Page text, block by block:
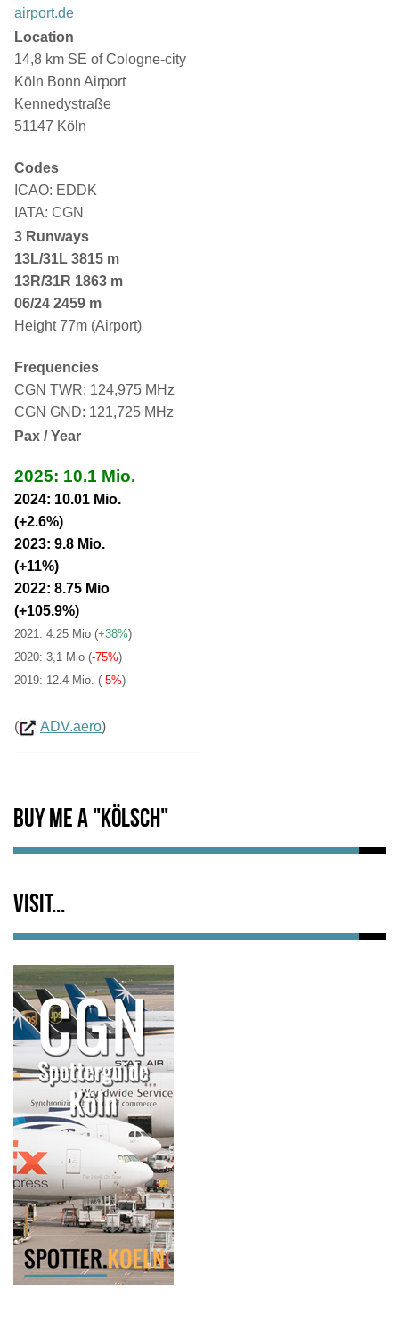
airport.de
Location
14,8 km SE of Cologne-city
Köln Bonn Airport
Kennedystraße
51147 Köln
Codes
ICAO: EDDK
IATA: CGN
3 Runways
13L/31L 3815 m
13R/31R 1863 m
06/24 2459 m
Height 77m (Airport)
Frequencies
CGN TWR: 124,975 MHz
CGN GND: 121,725 MHz
Pax / Year
2025: 10.1 Mio.
2024: 10.01 Mio.
(+2.6%)
2023: 9.8 Mio.
(+11%)
2022: 8.75 Mio
(+105.9%)
2021: 4.25 Mio (+38%)
2020: 3,1 Mio (-75%)
2019: 12.4 Mio. (-5%)
( ADV.aero)
Buy me a "Kölsch"
Visit...